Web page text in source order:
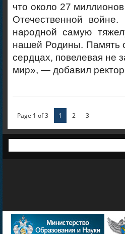
что около 27
Отечественной
народной самую
нашей Родины. Память
сердцах, повелевая не
мир», — добавил
Page 1 of 3 1 2 3